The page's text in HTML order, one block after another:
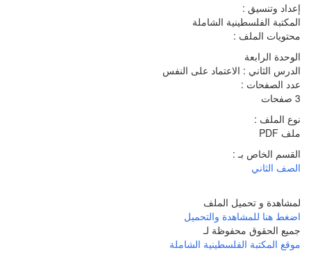
إعداد وتنسيق :
المكتبة الفلسطينية الشاملة
محتويات الملف :
الوحدة الرابعة
الدرس الثاني : الاعتماد على النفس
عدد الصفحات :
3 صفحات
نوع الملف :
ملف PDF
القسم الخاص بـ :
الصف الثاني
لمشاهدة و تحميل الملف
اضغط هنا للمشاهدة والتحميل
جميع الحقوق محفوظة لـ
موقع المكتبة الفلسطينية الشاملة